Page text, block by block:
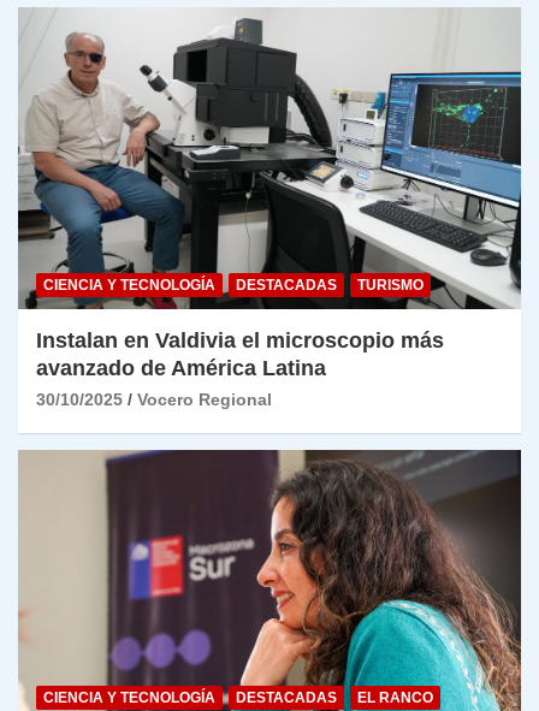
CIENCIA Y TECNOLOGÍA DESTACADAS TURISMO
Instalan en Valdivia el microscopio más
avanzado de América Latina
30/10/2025 Vocero Regional
CIENCIA Y TECNOLOGÍA DESTACADAS EL RANCO